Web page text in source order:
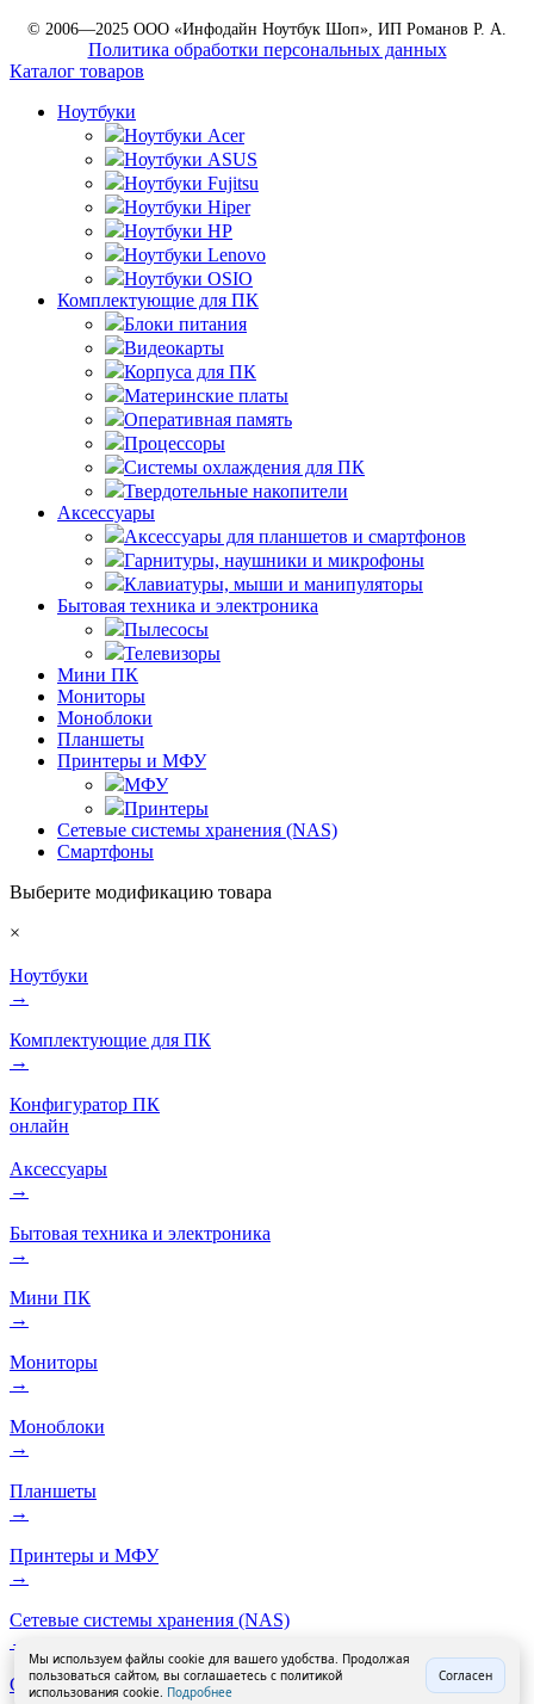
© 2006—2025 ООО «Инфодайн Ноутбук Шоп», ИП Романов Р. А.
Политика обработки персональных данных
Каталог товаров
Ноутбуки
Ноутбуки Acer
Ноутбуки ASUS
Ноутбуки Fujitsu
Ноутбуки Hiper
Ноутбуки HP
Ноутбуки Lenovo
Ноутбуки OSIO
Комплектующие для ПК
Блоки питания
Видеокарты
Корпуса для ПК
Материнские платы
Оперативная память
Процессоры
Системы охлаждения для ПК
Твердотельные накопители
Аксессуары
Аксессуары для планшетов и смартфонов
Гарнитуры, наушники и микрофоны
Клавиатуры, мыши и манипуляторы
Бытовая техника и электроника
Пылесосы
Телевизоры
Мини ПК
Мониторы
Моноблоки
Планшеты
Принтеры и МФУ
МФУ
Принтеры
Сетевые системы хранения (NAS)
Смартфоны
Выберите модификацию товара
×
Мы используем файлы cookie для вашего удобства. Продолжая
пользоваться сайтом, вы соглашаетесь с политикой
использования cookie. Подробнее
Согласен
Ноутбуки
→
Комплектующие для ПК
→
Конфигуратор ПК
онлайн
Аксессуары
→
Бытовая техника и электроника
→
Мини ПК
→
Мониторы
→
Моноблоки
→
Планшеты
→
Принтеры и МФУ
→
Сетевые системы хранения (NAS)
→
Смартфоны